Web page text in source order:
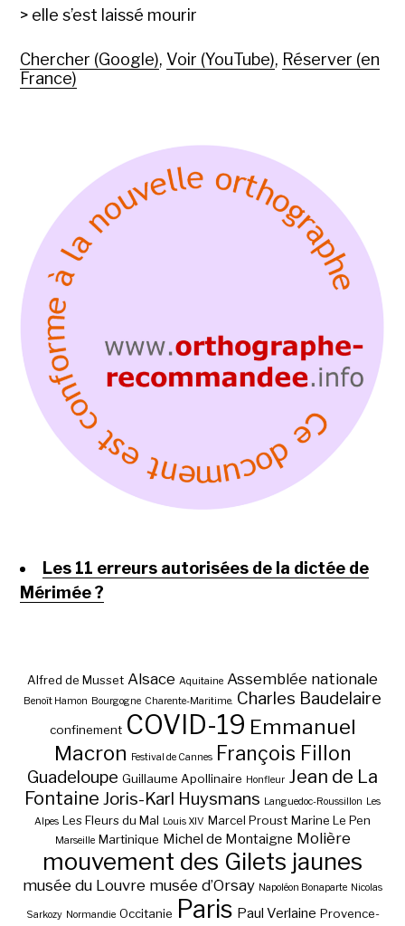
> elle s’est laissé mourir
Chercher (Google), Voir (YouTube), Réserver (en
France)
Les 11 erreurs autorisées de la dictée de
Mérimée ?
Alfred de Musset Alsace Aquitaine Assemblée nationale
Benoît Hamon Bourgogne Charente-Maritime. Charles Baudelaire
confinement COVID-19 Emmanuel
Macron Festival de Cannes François Fillon
Guadeloupe Guillaume Apollinaire Honfleur Jean de La
Fontaine Joris-Karl Huysmans Languedoc-Roussillon Les
Alpes Les Fleurs du Mal Louis XIV Marcel Proust Marine Le Pen
Marseille Martinique Michel de Montaigne Molière
mouvement des Gilets jaunes
musée du Louvre musée d’Orsay Napoléon Bonaparte Nicolas
Sarkozy Normandie Occitanie Paris Paul Verlaine Provence-